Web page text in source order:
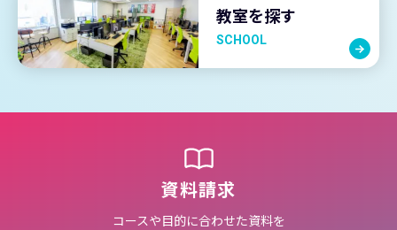
教室を探す
SCHOOL
資料請求
コースや目的に合わせた資料を